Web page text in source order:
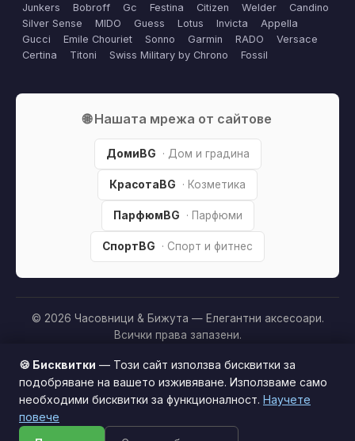
Junkers Bobroff Gc Festina Citizen Welder
Candino
Silver Sense
MIDO Guess Lotus Invicta
Appella
Gucci
Emile Chouriet Sonno Garmin RADO
Versace
Certina
Titoni Swiss Military by Chrono Fossil
🌐 Нашата мрежа от сайтове
ДомиBG · Дом и градина
КрасотаBG · Козметика
ПарфюмBG · Парфюми
СпортBG · Спорт и фитнес
© 2026 Часовници & Бижута — Елегантни аксесоари.
Всички права запазени.
Партньорско разкриване:
Този сайт е независим и
съдържа партньорски (affiliate) линкове. Когато купите
продукт през тях, може да получим малка комисиона от
това да оскъпява покупката за вас. Това
ни помага да поддържаме сайта безплатен.
Този сайт използва бисквитки за по-добро
🍪 Бисквитки — Този сайт използва бисквитки за
подобряване на вашето изживяване. Използваме само
необходими бисквитки за функционалност. Научете
повече